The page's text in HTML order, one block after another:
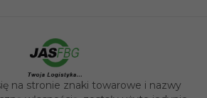
sklep@opocznoplytki.pl